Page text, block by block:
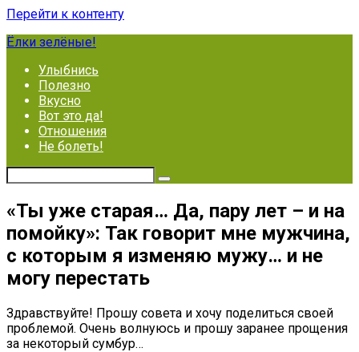
Перейти к контенту
Ёлки зелёные!
Улыбнись
Полезно
Вкусно
Вот это да!
Отношения
Не болеть!
«Ты уже старая… Да, пару лет – и на
помойку»: Так говорит мне мужчина,
с которым я изменяю мужу… и не
могу перестать
Здравствуйте! Прошу совета и хочу поделиться своей
проблемой. Очень волнуюсь и прошу заранее прощения
за некоторый сумбур…